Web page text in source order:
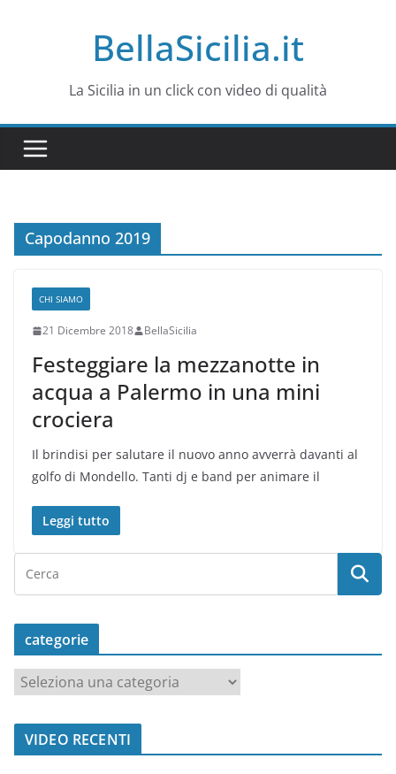
BellaSicilia.it
La Sicilia in un click con video di qualità
Capodanno 2019
CHI SIAMO
21 Dicembre 2018 BellaSicilia
Festeggiare la mezzanotte in
acqua a Palermo in una mini
crociera
Il brindisi per salutare il nuovo anno avverrà davanti al
golfo di Mondello. Tanti dj e band per animare il
Leggi tutto
categorie
a
t
VIDEO RECENTI